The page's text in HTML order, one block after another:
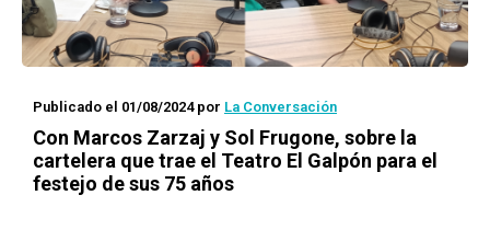
Publicado el 01/08/2024por La Conversación
Con Marcos Zarzaj y Sol Frugone, sobre la
cartelera que trae el Teatro El Galpón para el
festejo de sus 75 años